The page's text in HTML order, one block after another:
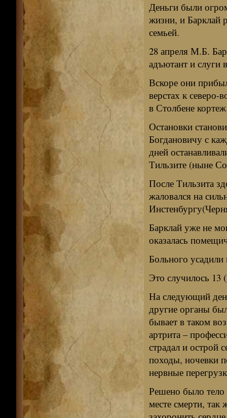
Деньги были
жизни, и Барклай
семьей.
28 апреля М.Б.
адъютант и слуги
Вскоре они
верстах к
в Столбене
Остановки
Богдановичу с
дней
Тильзите (ныне
После Тильзита
жаловался на
Барклай уже не
оказалась
Больного усадили
Это случилось 13
На следующий
другие органы
бывает в таком
артрита –
страдал и острой
походы, ночевки
нервные
Решено было тело
месте смерти,